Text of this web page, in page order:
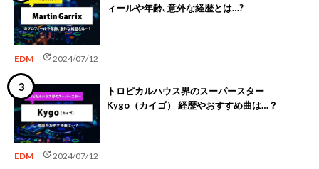
ィールや年齢､意外な経歴とは…?
EDM update2024/07/12
トロピカルハウス界のスーパースター
Kygo（カイゴ） 経歴やおすすめ曲は…？
EDM update2024/07/12